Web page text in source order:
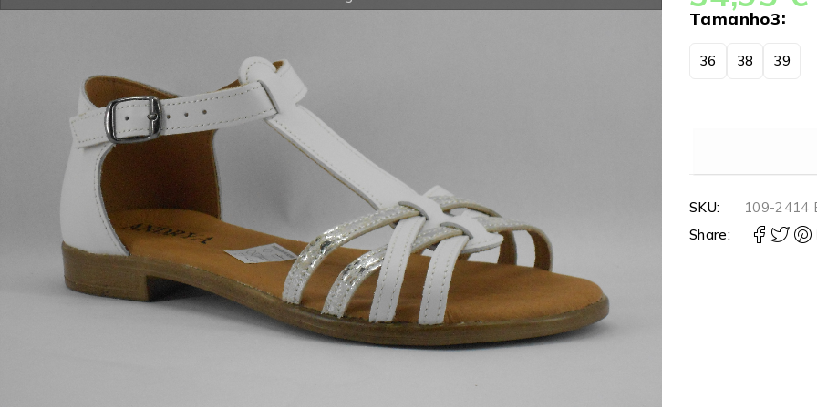
Tamanho3
36 38 39
SKU:
109-2414
Share: